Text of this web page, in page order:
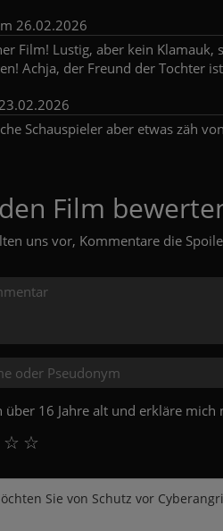
26.02.2026
Film! Lustig, aber kein
Achja, der Freund der Tochter
Schauspieler aber etwas zäh
Film
uns vor, Kommentare die
über 16 Jahre alt und erkläre mich
☆
☆
Sie von Schutz vor